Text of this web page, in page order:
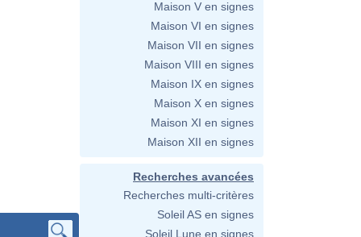
Maison V en signes
Maison VI en signes
Maison VII en signes
Maison VIII en signes
Maison IX en signes
Maison X en signes
Maison XI en signes
Maison XII en signes
Recherches avancées
Recherches multi-critères
Soleil AS en signes
Soleil Lune en signes